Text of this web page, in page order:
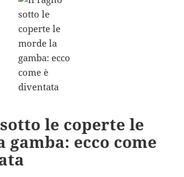
le coperte le
gamba: ecco come